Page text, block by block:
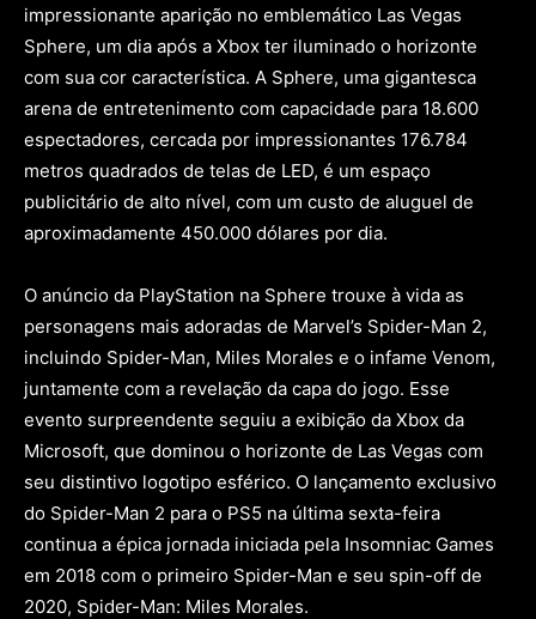
impressionante aparição no emblemático Las Vegas
Sphere, um dia após a Xbox ter iluminado o horizonte
com sua cor característica. A Sphere, uma gigantesca
arena de entretenimento com capacidade para 18.600
espectadores, cercada por impressionantes 176.784
metros quadrados de telas de LED, é um espaço
publicitário de alto nível, com um custo de aluguel de
aproximadamente 450.000 dólares por dia.
O anúncio da PlayStation na Sphere trouxe à vida as
personagens mais adoradas de Marvel’s Spider-Man 2,
incluindo Spider-Man, Miles Morales e o infame Venom,
juntamente com a revelação da capa do jogo. Esse
evento surpreendente seguiu a exibição da Xbox da
Microsoft, que dominou o horizonte de Las Vegas com
seu distintivo logotipo esférico. O lançamento exclusivo
do Spider-Man 2 para o PS5 na última sexta-feira
continua a épica jornada iniciada pela Insomniac Games
em 2018 com o primeiro Spider-Man e seu spin-off de
2020, Spider-Man: Miles Morales.